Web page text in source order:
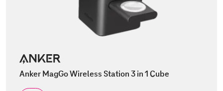
Anker MagGo Wireless Station 3 in 1 Cube